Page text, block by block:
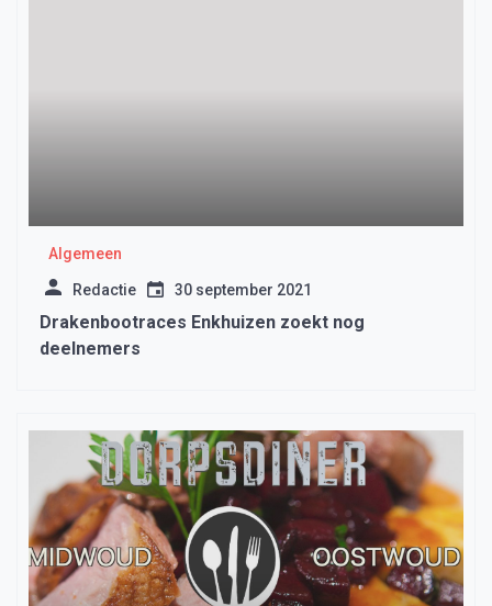
Algemeen
Redactie 30 september 2021
Drakenbootraces Enkhuizen zoekt nog
deelnemers